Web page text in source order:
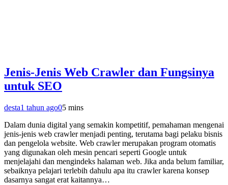
Jenis-Jenis Web Crawler dan Fungsinya
untuk SEO
desta1 tahun ago05 mins
Dalam dunia digital yang semakin kompetitif, pemahaman mengenai
jenis-jenis web crawler menjadi penting, terutama bagi pelaku bisnis
dan pengelola website. Web crawler merupakan program otomatis
yang digunakan oleh mesin pencari seperti Google untuk
menjelajahi dan mengindeks halaman web. Jika anda belum familiar,
sebaiknya pelajari terlebih dahulu apa itu crawler karena konsep
dasarnya sangat erat kaitannya…